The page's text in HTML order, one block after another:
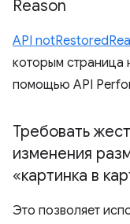
Reason
API
которым страница
помощью API
Требовать
изменения
«картинка в
Это позволяет